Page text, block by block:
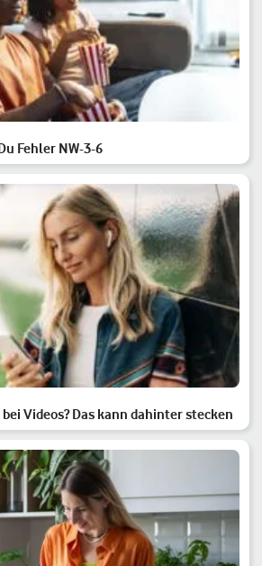
Fehler NW-3-6
Videos? Das kann dahinter stecken